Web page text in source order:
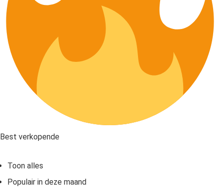
Best verkopende
Toon alles
Populair in deze maand